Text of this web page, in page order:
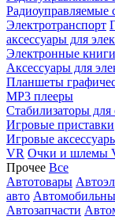
Радиоуправляемые
Электротранспорт
аксессуары для
Электронные
Аксессуары для
Планшеты
MP3 плееры
Стабилизаторы для
Игровые приставки
Игровые
VR Очки и шлемы
Прочее Все
Автотовары
авто
Автозапчасти